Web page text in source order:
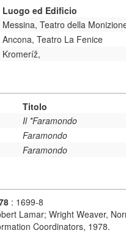
Luogo ed Edificio
Messina, Teatro della
Ancona, Teatro La Fenice
Kromeríž,
Titolo
Il *Faramondo
Faramondo
Faramondo
: 1699-8
Lamar; Wright Weaver,
Coordinators, 1978.